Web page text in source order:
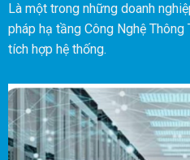
Là một trong những doanh
pháp hạ tầng Công Nghệ
tích hợp hệ thống.